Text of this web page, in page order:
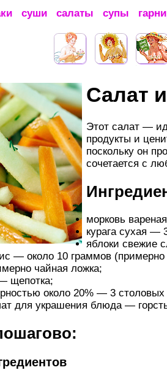
суши салаты супы
Салат
Этот салат —
продукты и
поскольку он
сочетается с
морковь
курага сухая —
яблоки свежие
— около 10 граммов (примерно
чайная ложка;
щепотка;
около 20% — 3 столовых
для украшения блюда —